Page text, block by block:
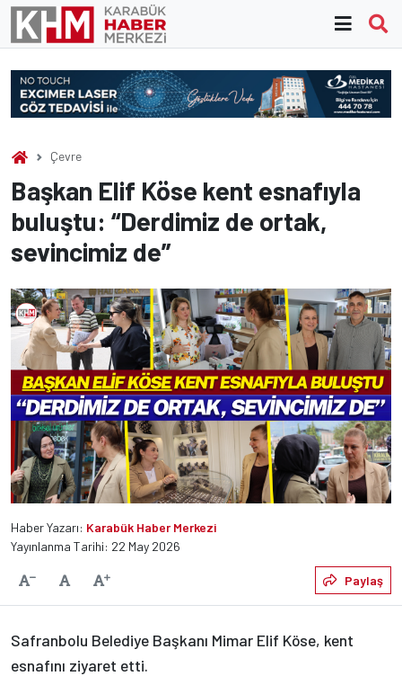
Skip
content
Çevre
Başkan Elif Köse kent esnafıyla
buluştu: “Derdimiz de ortak,
sevincimiz de”
Haber Yazarı: Karabük Haber Merkezi
Yayınlanma Tarihi: 22 May 2026
Yazıyı KüçültVarsayılanYazıyı Büyüt Paylaş
Safranbolu Belediye Başkanı Mimar Elif Köse, kent
esnafını ziyaret etti.